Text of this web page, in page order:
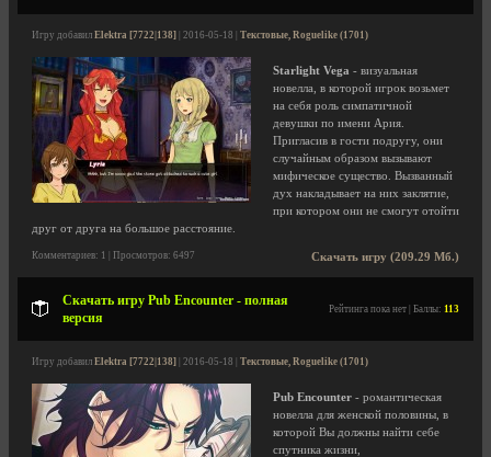
Игру добавил Elektra [7722|138] | 2016-05-18 | Текстовые, Roguelike (1701)
Starlight Vega - визуальная
новелла, в которой игрок возьмет
на себя роль симпатичной
девушки по имени Ария.
Пригласив в гости подругу, они
случайным образом вызывают
мифическое существо. Вызванный
дух накладывает на них заклятие,
при котором они не смогут отойти
друг от друга на большое расстояние.
Скачать игру (209.29 Мб.)
Комментариев: 1 | Просмотров: 6497
Скачать игру Pub Encounter - полная
версия
Рейтинга пока нет | Баллы: 113
Игру добавил Elektra [7722|138] | 2016-05-18 | Текстовые, Roguelike (1701)
Pub Encounter - романтическая
новелла для женской половины, в
которой Вы должны найти себе
спутника жизни,